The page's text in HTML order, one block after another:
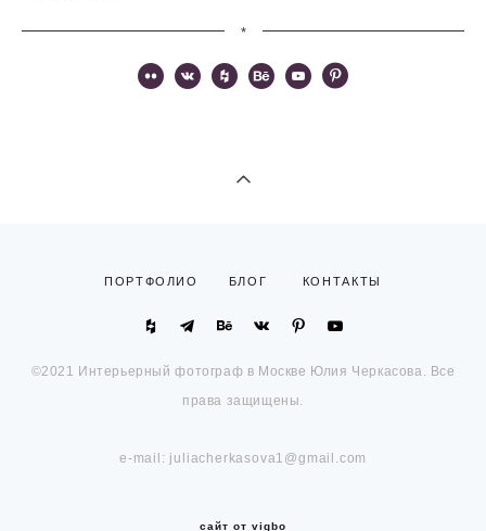
*
ПОРТФОЛИО БЛОГ КОНТАКТЫ
©2021 Интерьерный фотограф в Москве Юлия Черкасова. Все
права защищены.
e-mail: juliacherkasova1@gmail.com
сайт от vigbo